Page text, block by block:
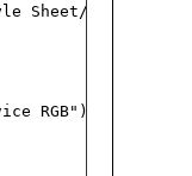
Sheet//EN">
RGB"))